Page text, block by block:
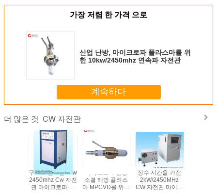
가장 저렴 한 가격 으로
산업 난방, 마이크로파 플라스마를 위
한 10kw/2450mhz 연속파 자전관
계속하다
더 많은 것 CW 자전관
구리로 만드는 5kw
2450mhz Cw 자전
관 마이크로파 플
마이크로파 난방
소결 해빙 플라스
마 MPCVD를 위한
장수 시간을 가진
2kW/2450MHz
CW 자전관 마이크